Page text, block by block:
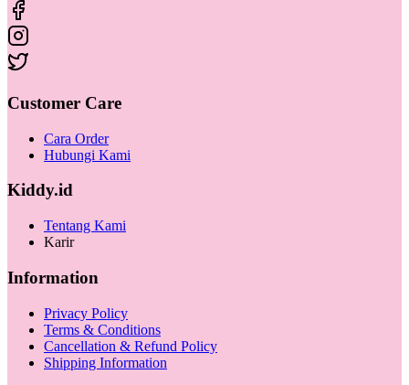
Customer Care
Cara Order
Hubungi Kami
Kiddy.id
Tentang Kami
Karir
Information
Privacy Policy
Terms & Conditions
Cancellation & Refund Policy
Shipping Information